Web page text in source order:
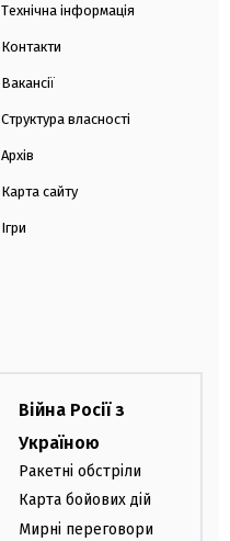
Технічна інформація
Контакти
Вакансії
Структура власності
Архів
Карта сайту
Ігри
Війна Росії з
Україною
Ракетні обстріли
Карта бойових дій
Мирні переговори